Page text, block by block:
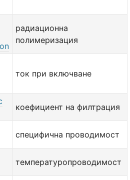
радиационна
полимеризация
ток при включване
коефициент на филтрация
специфична проводимост
температуропроводимост